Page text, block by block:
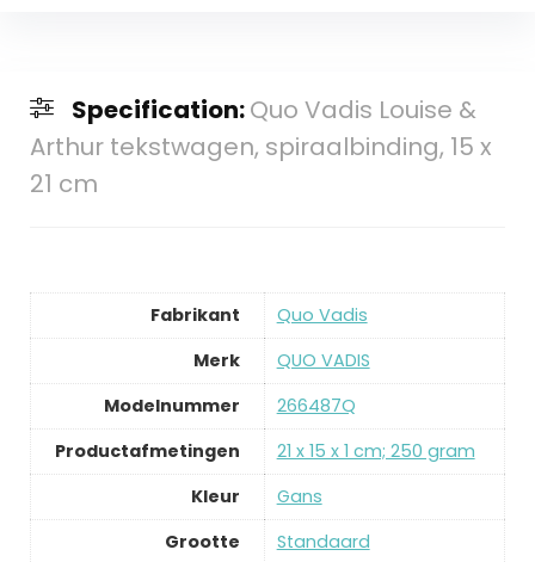
Specification:Quo Vadis Louise &
Arthur tekstwagen, spiraalbinding, 15 x
21 cm
Fabrikant
‎Quo Vadis
Merk
‎QUO VADIS
Modelnummer
‎266487Q
Productafmetingen
‎21 x 15 x 1 cm; 250 gram
Kleur
‎Gans
Grootte
‎Standaard